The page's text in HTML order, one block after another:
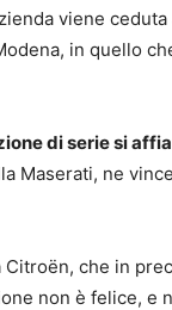
viene
in quello
di serie si
Maserati, ne
Citroën, che in
non è felice, e